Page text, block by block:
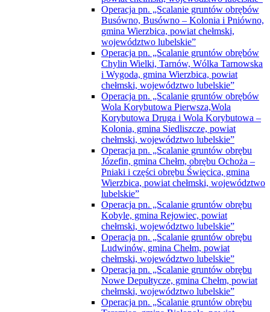
Operacja pn. „Scalanie gruntów obrębów
Busówno, Busówno – Kolonia i Pniówno,
gmina Wierzbica, powiat chełmski,
województwo lubelskie”
Operacja pn. „Scalanie gruntów obrębów
Chylin Wielki, Tarnów, Wólka Tarnowska
i Wygoda, gmina Wierzbica, powiat
chełmski, województwo lubelskie”
Operacja pn. „Scalanie gruntów obrębów
Wola Korybutowa Pierwsza,Wola
Korybutowa Druga i Wola Korybutowa –
Kolonia, gmina Siedliszcze, powiat
chełmski, województwo lubelskie”
Operacja pn. „Scalanie gruntów obrębu
Józefin, gmina Chełm, obrębu Ochoża –
Pniaki i części obrębu Święcica, gmina
Wierzbica, powiat chełmski, województwo
lubelskie”
Operacja pn. „Scalanie gruntów obrębu
Kobyle, gmina Rejowiec, powiat
chełmski, województwo lubelskie”
Operacja pn. „Scalanie gruntów obrębu
Ludwinów, gmina Chełm, powiat
chełmski, województwo lubelskie”
Operacja pn. „Scalanie gruntów obrębu
Nowe Depułtycze, gmina Chełm, powiat
chełmski, województwo lubelskie”
Operacja pn. „Scalanie gruntów obrębu